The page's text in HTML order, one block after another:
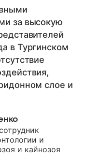
за высокую
в Тургинском
слое и
и
и кайнозоя